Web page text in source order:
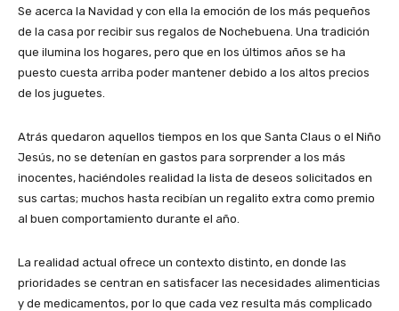
Se acerca la Navidad y con ella la emoción de los más pequeños
de la casa por recibir sus regalos de Nochebuena. Una tradición
que ilumina los hogares, pero que en los últimos años se ha
puesto cuesta arriba poder mantener debido a los altos precios
de los juguetes.
Atrás quedaron aquellos tiempos en los que Santa Claus o el Niño
Jesús, no se detenían en gastos para sorprender a los más
inocentes, haciéndoles realidad la lista de deseos solicitados en
sus cartas; muchos hasta recibían un regalito extra como premio
al buen comportamiento durante el año.
La realidad actual ofrece un contexto distinto, en donde las
prioridades se centran en satisfacer las necesidades alimenticias
y de medicamentos, por lo que cada vez resulta más complicado